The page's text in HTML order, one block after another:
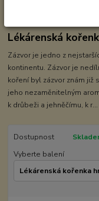
Lékárenská
Zázvor je jedno z
kontinentu. Zázvor je
koření byl zázvor znám již
jeho nezaměnitelným
k drůbeži a jehněčímu, k r...
Dostupnost
Vyberte balení